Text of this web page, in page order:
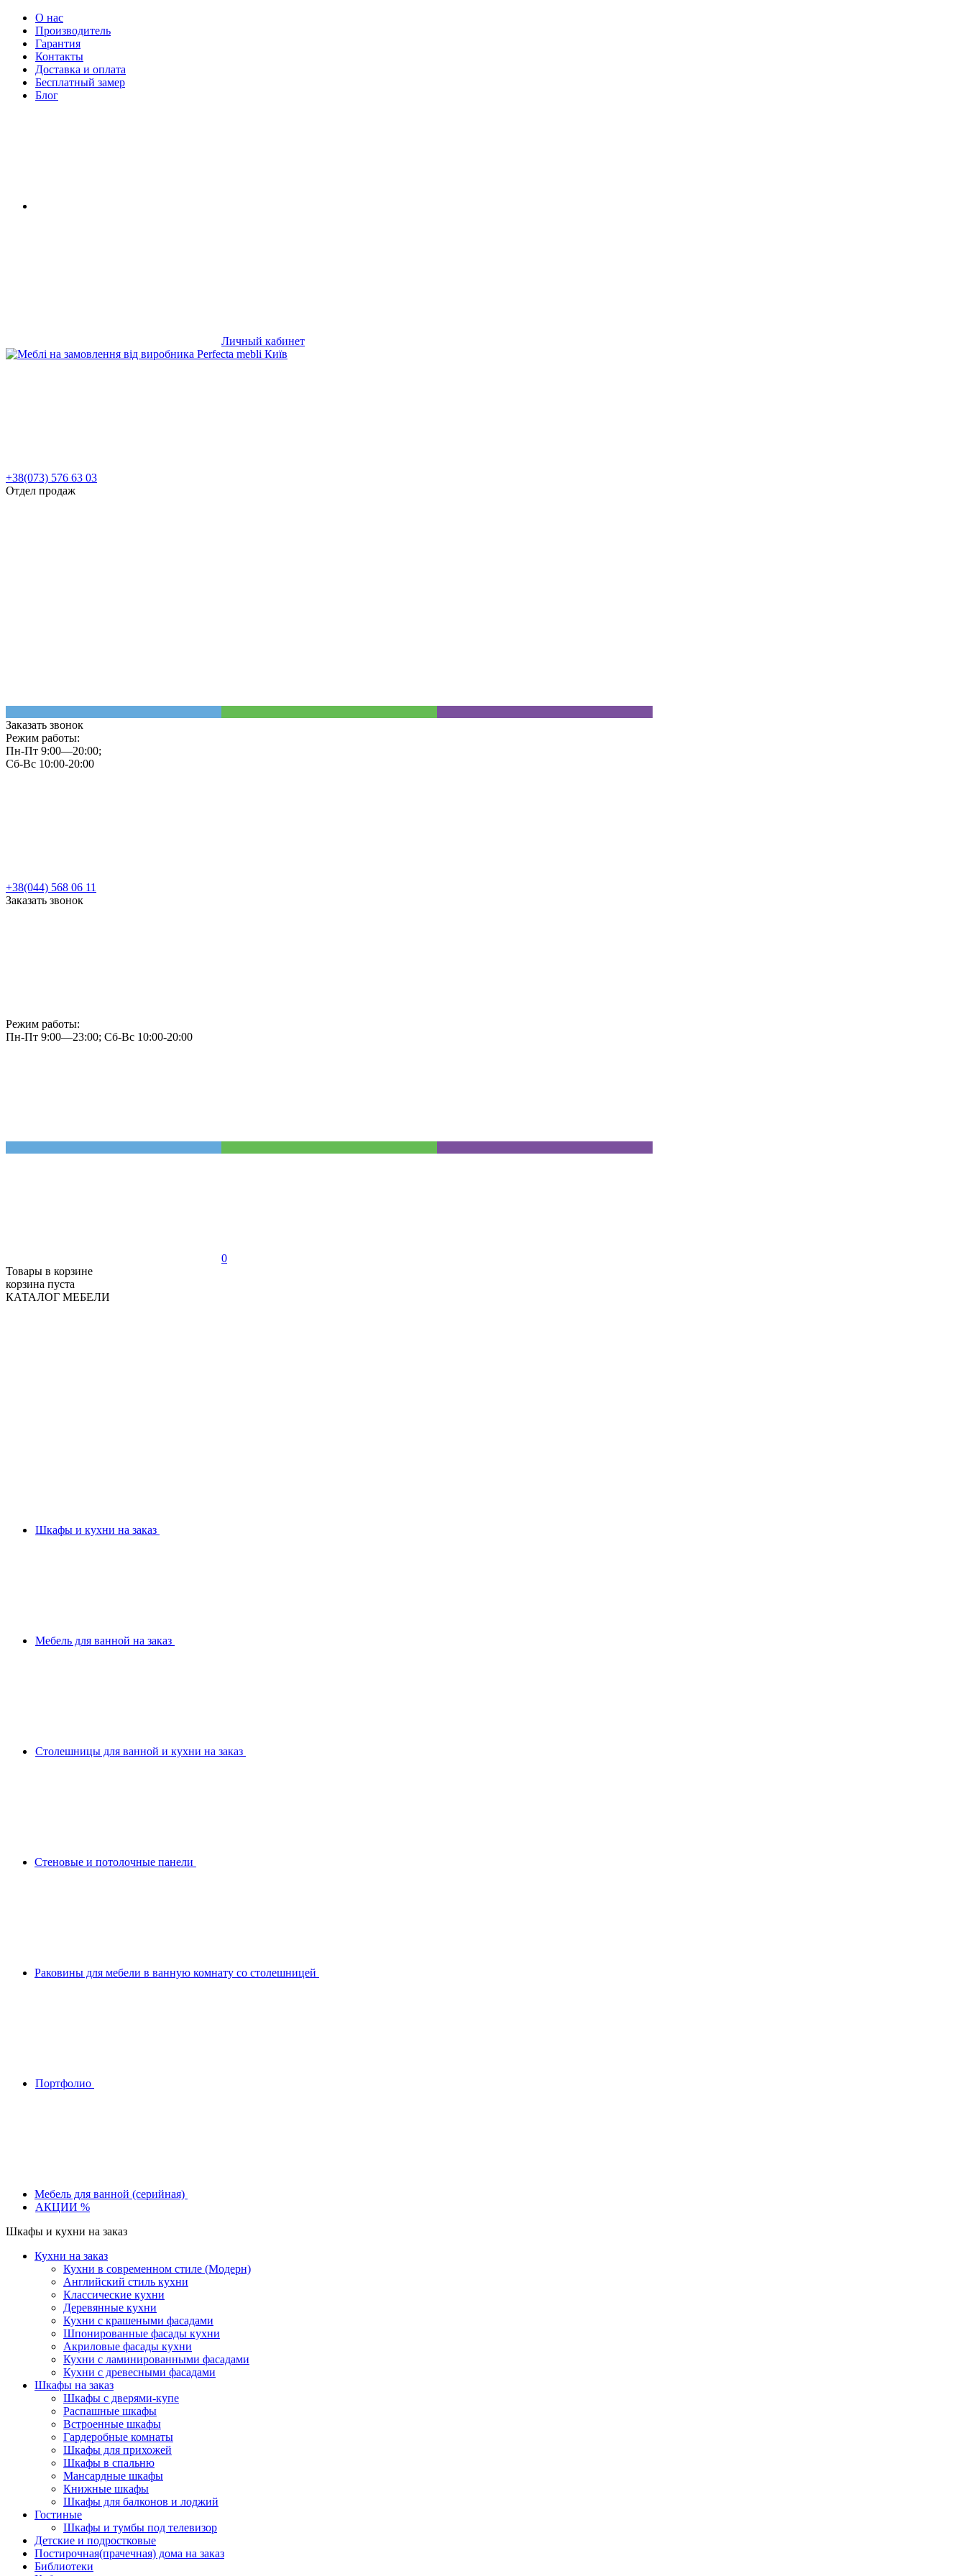
О нас
Производитель
Гарантия
Контакты
Доставка и оплата
Бесплатный замер
Блог
Личный кабинет
+38(073) 576 63 03
Отдел продаж
Заказать звонок
Режим работы:
Пн-Пт 9:00—20:00;
Сб-Вс 10:00-20:00
+38(044) 568 06 11
Заказать звонок
Режим работы:
Пн-Пт 9:00—23:00; Сб-Вс 10:00-20:00
0
Товары в корзине
корзина пуста
КАТАЛОГ МЕБЕЛИ
Шкафы и кухни на заказ
Мебель для ванной на заказ
Столешницы для ванной и кухни на заказ
Стеновые и потолочные панели
Раковины для мебели в ванную комнату со столешницей
Портфолио
Мебель для ванной (серийная)
АКЦИИ %
Шкафы и кухни на заказ
Кухни на заказ
Кухни в современном стиле (Модерн)
Английский стиль кухни
Классические кухни
Деревянные кухни
Кухни с крашеными фасадами
Шпонированные фасады кухни
Акриловые фасады кухни
Кухни с ламинированными фасадами
Кухни с древесными фасадами
Шкафы на заказ
Шкафы с дверями-купе
Распашные шкафы
Встроенные шкафы
Гардеробные комнаты
Шкафы для прихожей
Шкафы в спальню
Мансардные шкафы
Книжные шкафы
Шкафы для балконов и лоджий
Гостиные
Шкафы и тумбы под телевизор
Детские и подростковые
Постирочная(прачечная) дома на заказ
Библиотеки